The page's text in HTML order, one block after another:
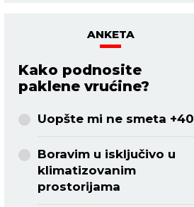
ANKETA
Kako podnosite
paklene vrućine?
Uopšte mi ne smeta +40
Boravim u isključivo u
klimatizovanim
prostorijama